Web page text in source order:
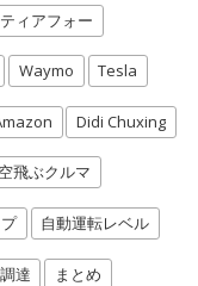
ティアフォー
Waymo Tesla
Didi Chuxing
空飛ぶクルマ
自動運転レベル
達 まとめ